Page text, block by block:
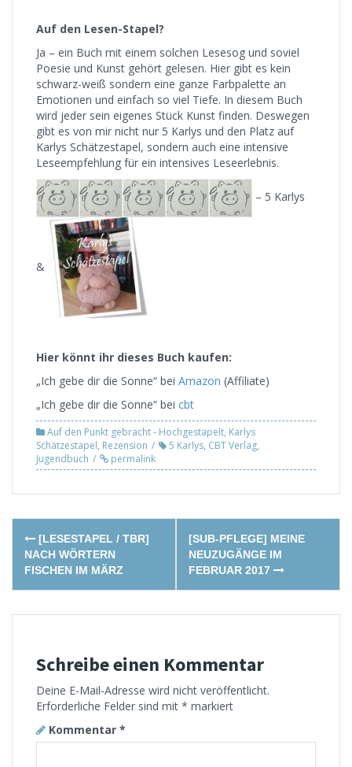
Auf den Lesen-Stapel?
Ja – ein Buch mit einem solchen Lesesog und soviel
Poesie und Kunst gehört gelesen. Hier gibt es kein
schwarz-weiß sondern eine ganze Farbpalette an
Emotionen und einfach so viel Tiefe. In diesem Buch
wird jeder sein eigenes Stück Kunst finden. Deswegen
gibt es von mir nicht nur 5 Karlys und den Platz auf
Karlys Schätzestapel, sondern auch eine intensive
Leseempfehlung für ein intensives Leseerlebnis.
– 5 Karlys
&
Hier könnt ihr dieses Buch kaufen:
„Ich gebe dir die Sonne“ bei Amazon (Affiliate)
„Ich gebe dir die Sonne“ bei cbt
Auf den Punkt gebracht - Hochgestapelt, Karlys
Schätzestapel, Rezension 5 Karlys, CBT Verlag,
Jugendbuch
permalink
Post
navigation
[LESESTAPEL / TBR]
NACH WÖRTERN
FISCHEN IM MÄRZ
[SUB-PFLEGE] MEINE
NEUZUGÄNGE IM
FEBRUAR 2017
Schreibe einen Kommentar
Deine E-Mail-Adresse wird nicht veröffentlicht.
Erforderliche Felder sind mit * markiert
Kommentar *